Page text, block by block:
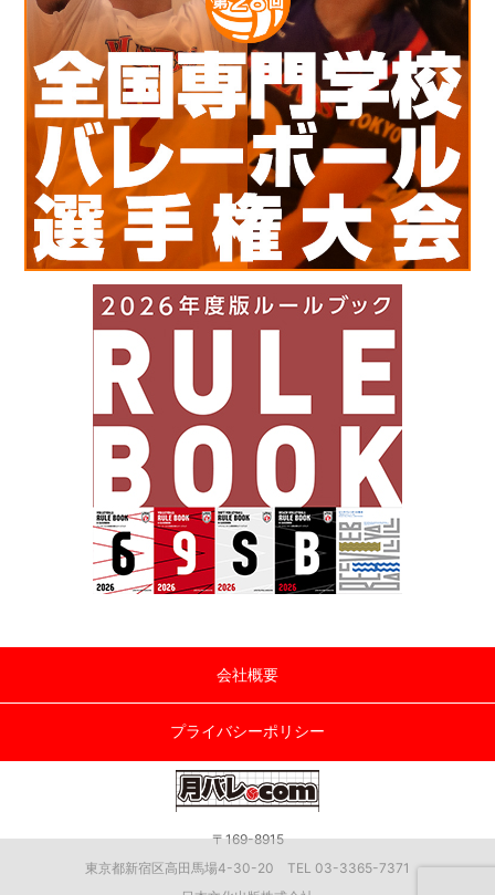
会社概要
プライバシーポリシー
〒169-8915
東京都新宿区高田馬場4-30-20 TEL 03-3365-7371